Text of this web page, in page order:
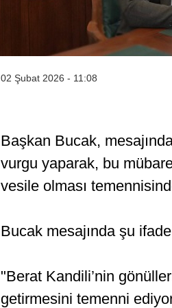
02 Şubat 2026 - 11:08
Başkan Bucak,
vurgu yaparak, bu
vesile olması
Bucak mesajında şu
"Berat Kandili’nin
getirmesini temenni